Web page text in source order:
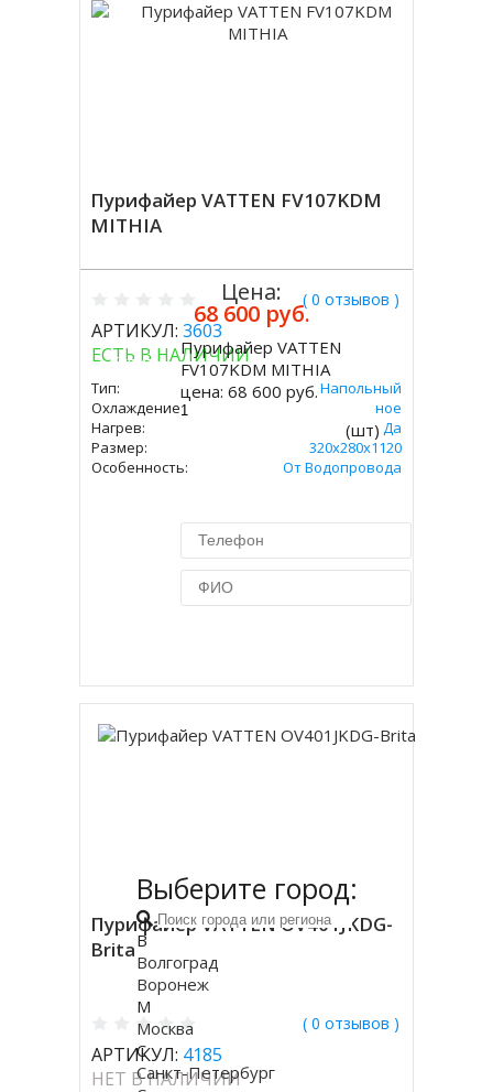
Пурифайер VATTEN FV107KDM
MITHIA
( 0 отзывов )
АРТИКУЛ: 3603
ЕСТЬ В НАЛИЧИИ
Тип:
Напольный
Охлаждение:
Компрессорное
Нагрев:
Да
Размер:
320х280х1120
Особенность:
От Водопровода
Цена:
68 600 руб.
Купить
Пурифайер VATTEN
FV107KDM MITHIA
цена:68 600 руб.
(шт)
Пурифайер VATTEN OV401JKDG-
Brita
( 0 отзывов )
АРТИКУЛ: 4185
НЕТ В НАЛИЧИИ
Выберите город:
В
Волгоград
Воронеж
М
Москва
С
Санкт-Петербург